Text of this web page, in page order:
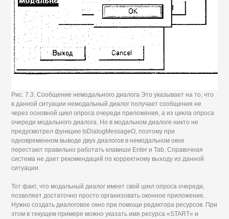
Рис. 7.3. Сообщение немодального диалога Это указывает на то, что
в данной ситуации немодальный диалог получает сообщения не
через основной цикл опроса очереди приложения, а из цикла опроса
очереди модального диалога. Но в модальном диалоге никто не
предусмотрел функцию IsDialogMessageO, поэтому при
одновременном выводе двух диалогов в немодальном окне
перестают правильно работать клавиши Enter и Tab. Справочная
система не дает рекомендаций по корректному выходу из данной
ситуации.
Тот факт, что модальный диалог имеет свой цикл опроса очереди,
позволяет достаточно просто организовать оконное приложение.
Нужно создать диалоговое окно при помощи редактора ресурсов. При
этом в текущем примере можно указать имя ресурса «START» и